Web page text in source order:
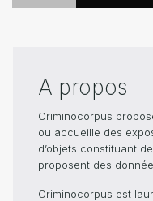
A propos
Criminocorpus
ou accueille des
d’objets constituant
proposent des
Criminocorpus est